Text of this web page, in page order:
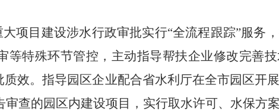
项目建设涉水行政审批实行“全流程跟踪”服务
等特殊环节管控，主动指导帮扶企业修改完善
质效。指导园区企业配合省水利厅在全市园区开
查的园区内建设项目，实行取水许可、水保方案